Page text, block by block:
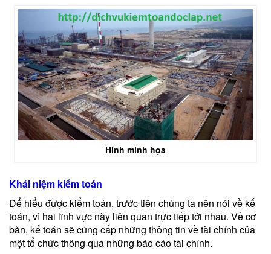
Hình minh họa
Khái niệm kiểm toán
Để hiểu được kiểm toán, trước tiên chúng ta nên nói về kế
toán, vì hai lĩnh vực này liên quan trực tiếp tới nhau. Về cơ
bản, kế toán sẽ cũng cấp những thông tin về tài chính của
một tổ chức thông qua những báo cáo tài chính.